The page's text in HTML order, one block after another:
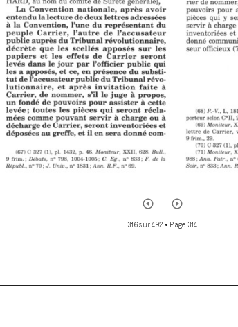
316 sur 492 • Page 314